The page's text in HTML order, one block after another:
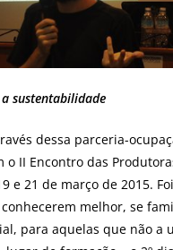
sustentabilidade
dessa parceria-
o II Encontro das
e 21 de março de 2015.
melhor, se
para aquelas que não a